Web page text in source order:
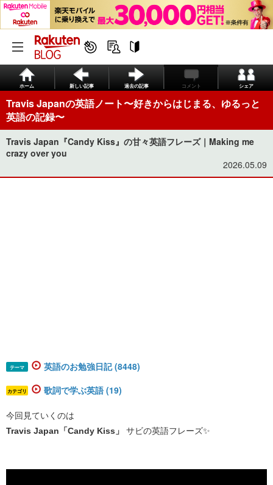
ホーム 新しい記事 過去の記事 コメント シェア
Travis Japanの英語ノート〜好きからはじまる、ゆるっと
英語の記録〜
Travis Japan『Candy Kiss』の甘々英語フレーズ｜Making me
crazy over you
2026.05.09
テーマ 英語のお勉強日記 (8448)
カテゴリ 歌詞で学ぶ英語 (19)
今回見ていくのは
Travis Japan「Candy Kiss」
サビの英語フレーズ✨